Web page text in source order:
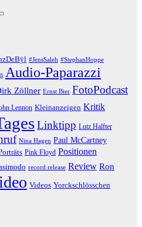
#JensSaleh #StephanHoppe
Audio-Paparazzi
Zöllner Ernst Bier FotoPodcast
Lennon Kleinanzeigen Kritik
Linktipp Lutz Halfter
Nina Hagen Paul McCartney
Pink Floyd Positionen
record release Review Ron
Videos Yorckschlösschen